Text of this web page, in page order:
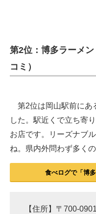
第2位：博多ラーメ
コミ）
第2位は岡山駅前にあ
した。駅近くで立ち寄
お店です。リーズナブ
ね。県内外問わず多く
食べログで「博
【住所】〒700-